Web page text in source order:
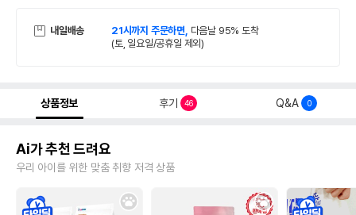
내일배송 21시까지 주문하면, 다음날 95% 도착
(토, 일요일/공휴일 제외)
상품정보 후기 46 Q&A 0
Ai가 추천 드려요
우리 아이를 위한 맞춤 취향 저격 상품